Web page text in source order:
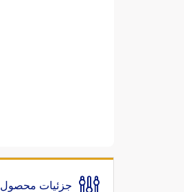
جزئیات محصول